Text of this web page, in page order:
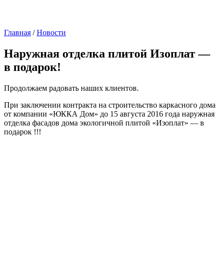
Главная /Новости
Наружная отделка плитой Изоплат —
в подарок!
Продолжаем радовать наших клиентов.
При заключении контракта на строительство каркасного дома
от компании «ЮККА Дом» до 15 августа 2016 года наружная
отделка фасадов дома экологичной плитой «Изоплат» — в
подарок !!!